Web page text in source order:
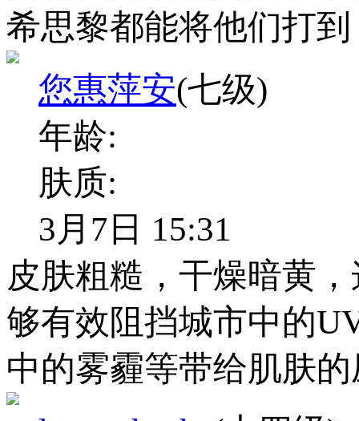
希思黎都能将他们打到
您惠萍安(七级)
年龄:
肤质:
3月7日 15:31
皮肤粗糙，干燥暗黄
够有效阻挡城市中的
中的雾霾等带给肌肤